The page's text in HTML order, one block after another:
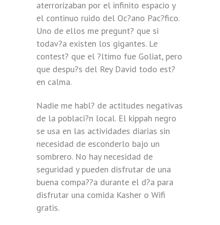
aterrorizaban por el infinito espacio y
el continuo ruido del Oc?ano Pac?fico.
Uno de ellos me pregunt? que si
todav?a existen los gigantes. Le
contest? que el ?ltimo fue Goliat, pero
que despu?s del Rey David todo est?
en calma.
Nadie me habl? de actitudes negativas
de la poblaci?n local. El kippah negro
se usa en las actividades diarias sin
necesidad de esconderlo bajo un
sombrero. No hay necesidad de
seguridad y pueden disfrutar de una
buena compa??a durante el d?a para
disfrutar una comida Kasher o Wifi
gratis.